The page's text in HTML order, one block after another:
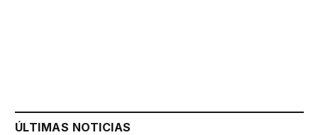
ÚLTIMAS NOTICIAS